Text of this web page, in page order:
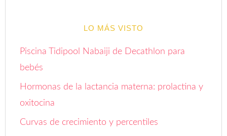
LO MÁS VISTO
Piscina Tidipool Nabaiji de Decathlon para
bebés
Hormonas de la lactancia materna: prolactina y
oxitocina
Curvas de crecimiento y percentiles